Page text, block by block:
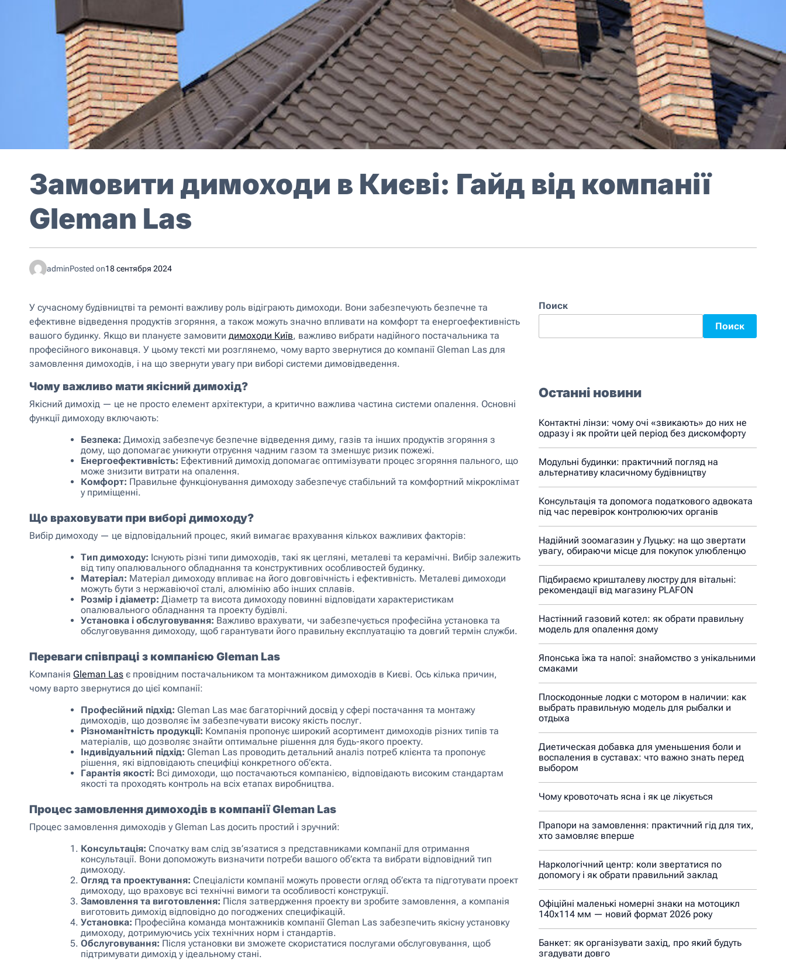
Замовити димоходи в Києві: Гайд від компанії
Gleman Las
adminPosted on18 сентября 2024
У сучасному будівництві та ремонті важливу роль відіграють димоходи. Вони забезпечують безпечне та
ефективне відведення продуктів згоряння, а також можуть значно впливати на комфорт та енергоефективність
вашого будинку. Якщо ви плануєте замовити димоходи Київ, важливо вибрати надійного постачальника та
професійного виконавця. У цьому тексті ми розглянемо, чому варто звернутися до компанії Gleman Las для
замовлення димоходів, і на що звернути увагу при виборі системи димовідведення.
Чому важливо мати якісний димохід?
Якісний димохід — це не просто елемент архітектури, а критично важлива частина системи опалення. Основні
функції димоходу включають:
Безпека: Димохід забезпечує безпечне відведення диму, газів та інших продуктів згоряння з
дому, що допомагає уникнути отруєння чадним газом та зменшує ризик пожежі.
Енергоефективність: Ефективний димохід допомагає оптимізувати процес згоряння пального, що
може знизити витрати на опалення.
Комфорт: Правильне функціонування димоходу забезпечує стабільний та комфортний мікроклімат
у приміщенні.
Що враховувати при виборі димоходу?
Вибір димоходу — це відповідальний процес, який вимагає врахування кількох важливих факторів:
Тип димоходу: Існують різні типи димоходів, такі як цегляні, металеві та керамічні. Вибір залежить
від типу опалювального обладнання та конструктивних особливостей будинку.
Матеріал: Матеріал димоходу впливає на його довговічність і ефективність. Металеві димоходи
можуть бути з нержавіючої сталі, алюмінію або інших сплавів.
Розмір і діаметр: Діаметр та висота димоходу повинні відповідати характеристикам
опалювального обладнання та проекту будівлі.
Установка і обслуговування: Важливо врахувати, чи забезпечується професійна установка та
обслуговування димоходу, щоб гарантувати його правильну експлуатацію та довгий термін служби.
Переваги співпраці з компанією Gleman Las
Компанія Gleman Las є провідним постачальником та монтажником димоходів в Києві. Ось кілька причин,
чому варто звернутися до цієї компанії:
Професійний підхід: Gleman Las має багаторічний досвід у сфері постачання та монтажу
димоходів, що дозволяє їм забезпечувати високу якість послуг.
Різноманітність продукції: Компанія пропонує широкий асортимент димоходів різних типів та
матеріалів, що дозволяє знайти оптимальне рішення для будь-якого проекту.
Індивідуальний підхід: Gleman Las проводить детальний аналіз потреб клієнта та пропонує
рішення, які відповідають специфіці конкретного об’єкта.
Гарантія якості: Всі димоходи, що постачаються компанією, відповідають високим стандартам
якості та проходять контроль на всіх етапах виробництва.
Процес замовлення димоходів в компанії Gleman Las
Процес замовлення димоходів у Gleman Las досить простий і зручний:
Консультація: Спочатку вам слід зв’язатися з представниками компанії для отримання
консультації. Вони допоможуть визначити потреби вашого об’єкта та вибрати відповідний тип
димоходу.
Огляд та проектування: Спеціалісти компанії можуть провести огляд об’єкта та підготувати проект
димоходу, що враховує всі технічні вимоги та особливості конструкції.
Замовлення та виготовлення: Після затвердження проекту ви зробите замовлення, а компанія
виготовить димохід відповідно до погоджених специфікацій.
Установка: Професійна команда монтажників компанії Gleman Las забезпечить якісну установку
димоходу, дотримуючись усіх технічних норм і стандартів.
Обслуговування: Після установки ви зможете скористатися послугами обслуговування, щоб
підтримувати димохід у ідеальному стані.
Поиск
Поиск
Останні новини
Контактні лінзи: чому очі «звикають» до них не
одразу і як пройти цей період без дискомфорту
Модульні будинки: практичний погляд на
альтернативу класичному будівництву
Консультація та допомога податкового адвоката
під час перевірок контролюючих органів
Надійний зоомагазин у Луцьку: на що звертати
увагу, обираючи місце для покупок улюбленцю
Підбираємо кришталеву люстру для вітальні:
рекомендації від магазину PLAFON
Настінний газовий котел: як обрати правильну
модель для опалення дому
Японська їжа та напої: знайомство з унікальними
смаками
Плоскодонные лодки с мотором в наличии: как
выбрать правильную модель для рыбалки и
отдыха
Диетическая добавка для уменьшения боли и
воспаления в суставах: что важно знать перед
выбором
Чому кровоточать ясна і як це лікується
Прапори на замовлення: практичний гід для тих,
хто замовляє вперше
Наркологічний центр: коли звертатися по
допомогу і як обрати правильний заклад
Офіційні маленькі номерні знаки на мотоцикл
140х114 мм — новий формат 2026 року
Банкет: як організувати захід, про який будуть
згадувати довго